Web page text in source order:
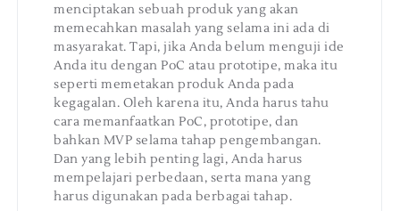
menciptakan sebuah produk yang akan
memecahkan masalah yang selama ini ada di
masyarakat. Tapi, jika Anda belum menguji ide
Anda itu dengan PoC atau prototipe, maka itu
seperti memetakan produk Anda pada
kegagalan. Oleh karena itu, Anda harus tahu
cara memanfaatkan PoC, prototipe, dan
bahkan MVP selama tahap pengembangan.
Dan yang lebih penting lagi, Anda harus
mempelajari perbedaan, serta mana yang
harus digunakan pada berbagai tahap.